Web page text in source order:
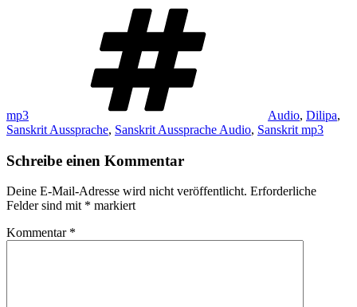
mp3 Audio, Dilipa,
Sanskrit Aussprache, Sanskrit Aussprache Audio, Sanskrit mp3
Schreibe einen Kommentar
Deine E-Mail-Adresse wird nicht veröffentlicht. Erforderliche
Felder sind mit * markiert
Kommentar *